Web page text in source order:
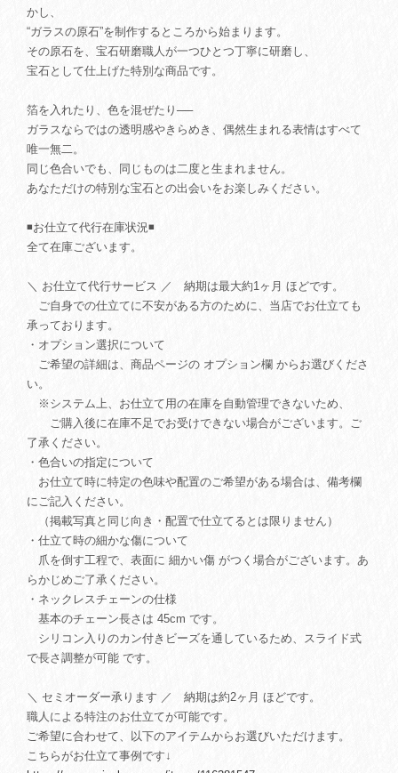
かし、
“ガラスの原石”を制作するところから始まります。
その原石を、宝石研磨職人が一つひとつ丁寧に研磨し、
宝石として仕上げた特別な商品です。
箔を入れたり、色を混ぜたり──
ガラスならではの透明感やきらめき、偶然生まれる表情はすべて
唯一無二。
同じ色合いでも、同じものは二度と生まれません。
あなただけの特別な宝石との出会いをお楽しみください。
◾️お仕立て代行在庫状況◾️
全て在庫ございます。
＼ お仕立て代行サービス ／ 納期は最大約1ヶ月 ほどです。
ご自身での仕立てに不安がある方のために、当店でお仕立ても
承っております。
・オプション選択について
ご希望の詳細は、商品ページの オプション欄 からお選びくださ
い。
※システム上、お仕立て用の在庫を自動管理できないため、
ご購入後に在庫不足でお受けできない場合がございます。ご
了承ください。
・色合いの指定について
お仕立て時に特定の色味や配置のご希望がある場合は、備考欄
にご記入ください。
（掲載写真と同じ向き・配置で仕立てるとは限りません）
・仕立て時の細かな傷について
爪を倒す工程で、表面に 細かい傷 がつく場合がございます。あ
らかじめご了承ください。
・ネックレスチェーンの仕様
基本のチェーン長さは 45cm です。
シリコン入りのカン付きビーズを通しているため、スライド式
で長さ調整が可能 です。
＼ セミオーダー承ります ／ 納期は約2ヶ月 ほどです。
職人による特注のお仕立てが可能です。
ご希望に合わせて、以下のアイテムからお選びいただけます。
こちらがお仕立て事例です↓